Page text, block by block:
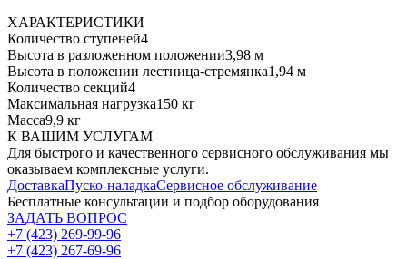
ХАРАКТЕРИСТИКИ
Количество ступеней4
Высота в разложенном положении3,98 м
Высота в положении лестница-стремянка1,94 м
Количество секций4
Максимальная нагрузка150 кг
Масса9,9 кг
К ВАШИМ УСЛУГАМ
Для быстрого и качественного сервисного обслуживания мы
оказываем комплексные услуги.
ДоставкаПуско-наладкаСервисное обслуживание
Бесплатные консультации и подбор оборудования
ЗАДАТЬ ВОПРОС
+7 (423) 269-99-96
+7 (423) 267-69-96